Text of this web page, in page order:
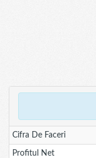
Cifra De Faceri
Profitul Net